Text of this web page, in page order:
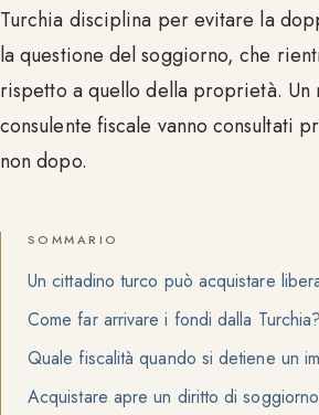
Turchia disciplina per evitare la
la questione del soggiorno, che
rispetto a quello della proprietà. Un
consulente fiscale vanno consultati
non dopo.
SOMMARIO
Un cittadino turco può acquistare
Come far arrivare i fondi dalla Turchia?
Quale fiscalità quando si detiene un
Acquistare apre un diritto di